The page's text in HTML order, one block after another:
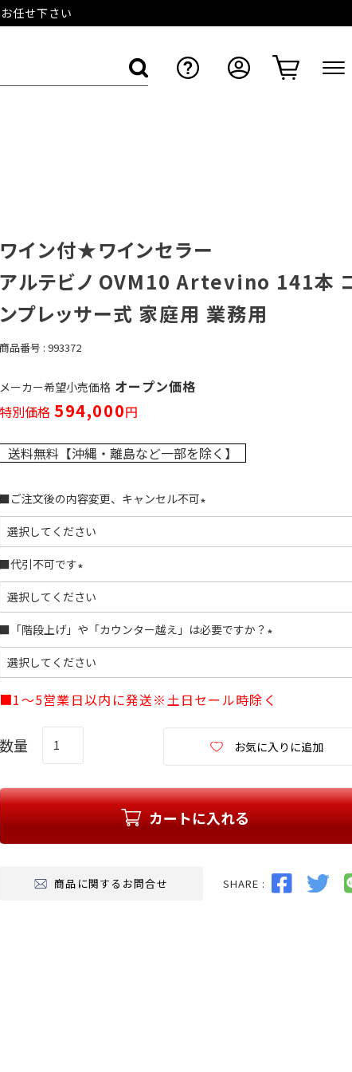
任せ下さい
ワイン付★ワインセラー
アルテビノ OVM10 Artevino 141本
ンプレッサー式 家庭用 業務用
商品番号 993372
メーカー希望小売価格 オープン価格
特別価格 594,000
送料無料【沖縄・離島など一部を除く】
■ご注文後の内容変更、キャンセル不可
)
■代引不可です
(
必
須
)
■「階段上げ」や「カウンター越え」は必要ですか？
)
■1～5営業日以内に発送※土日セール時除く
お気に入りに追加
カートに入れる
商品に関するお問合せ SHARE :